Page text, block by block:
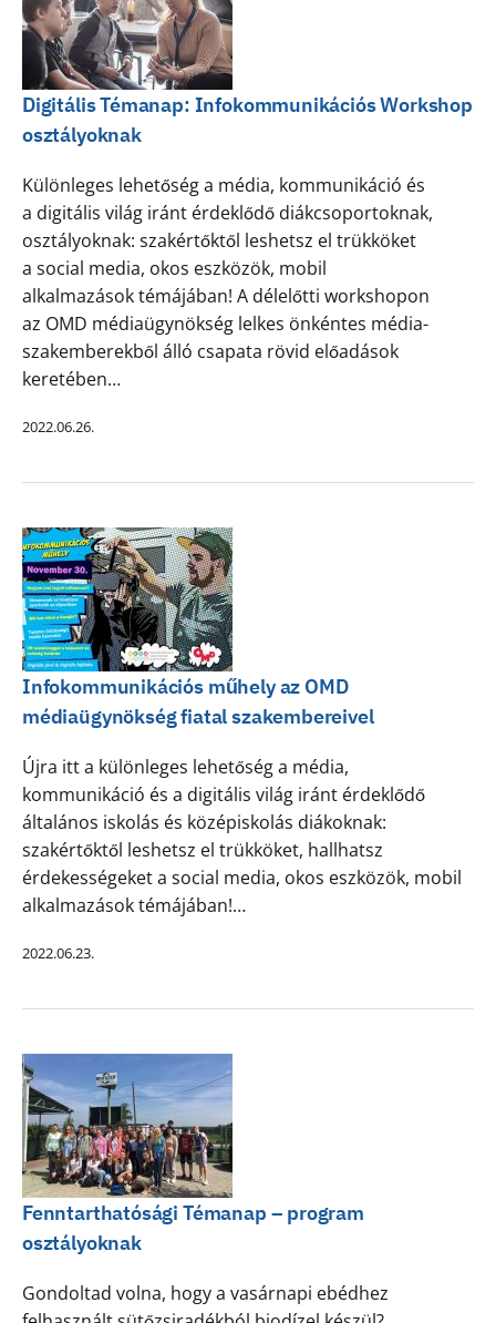
Digitális Témanap: Infokommunikációs Workshop
osztályoknak
Különleges lehetőség a média, kommunikáció és
a digitális világ iránt érdeklődő diákcsoportoknak,
osztályoknak: szakértőktől leshetsz el trükköket
a social media, okos eszközök, mobil
alkalmazások témájában! A délelőtti workshopon
az OMD médiaügynökség lelkes önkéntes média-
szakemberekből álló csapata rövid előadások
keretében…
2022.06.26.
Infokommunikációs műhely az OMD
médiaügynökség fiatal szakembereivel
Újra itt a különleges lehetőség a média,
kommunikáció és a digitális világ iránt érdeklődő
általános iskolás és középiskolás diákoknak:
szakértőktől leshetsz el trükköket, hallhatsz
érdekességeket a social media, okos eszközök, mobil
alkalmazások témájában!…
2022.06.23.
Fenntarthatósági Témanap – program
osztályoknak
Gondoltad volna, hogy a vasárnapi ebédhez